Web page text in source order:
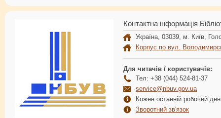
Контактна інформація
Україна, 03039, м. Київ,
Корпус по вул.
Для читачів / користувачів:
Тел: +38 (044) 524-81-37
service@nbuv.gov.ua
Кожен останній робочий
Зворотний зв'язок